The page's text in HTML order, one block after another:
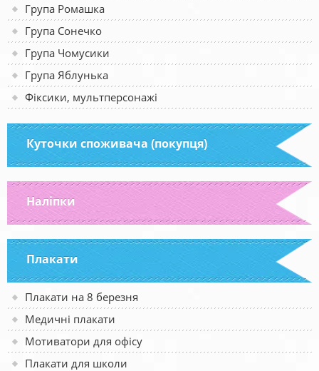
Група Ромашка
Група Сонечко
Група Чомусики
Група Яблунька
Фіксики, мультперсонажі
Куточки споживача (покупця)
Наліпки
Плакати
Плакати на 8 березня
Медичні плакати
Мотиватори для офісу
Плакати для школи